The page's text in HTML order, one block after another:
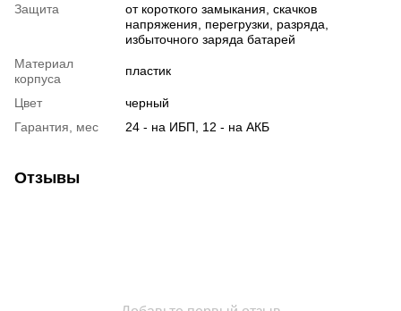
Защита
от короткого замыкания, скачков
напряжения, перегрузки, разряда,
избыточного заряда батарей
Материал
корпуса
пластик
Цвет
черный
Гарантия, мес
24 - на ИБП, 12 - на АКБ
Отзывы